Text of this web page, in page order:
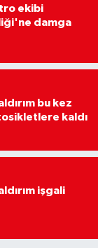
ekibi
damga
bu kez
kaldı
işgali